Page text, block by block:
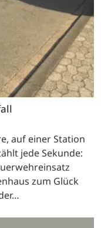
auf einer Station
jede Sekunde:
zum Glück